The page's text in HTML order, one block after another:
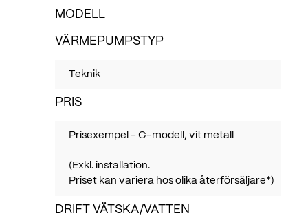
MODELL
VÄRMEPUMPSTYP
Teknik
PRIS
Prisexempel - C-modell, vit metall
(Exkl. installation.
Priset kan variera hos olika åter­försäljare*)
DRIFT VÄTSKA/VATTEN